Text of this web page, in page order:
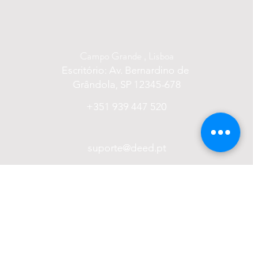
Escritório: Av. Bernardino de
Grândola, SP
12345-678
+351 939 447 520
suporte@deed.pt